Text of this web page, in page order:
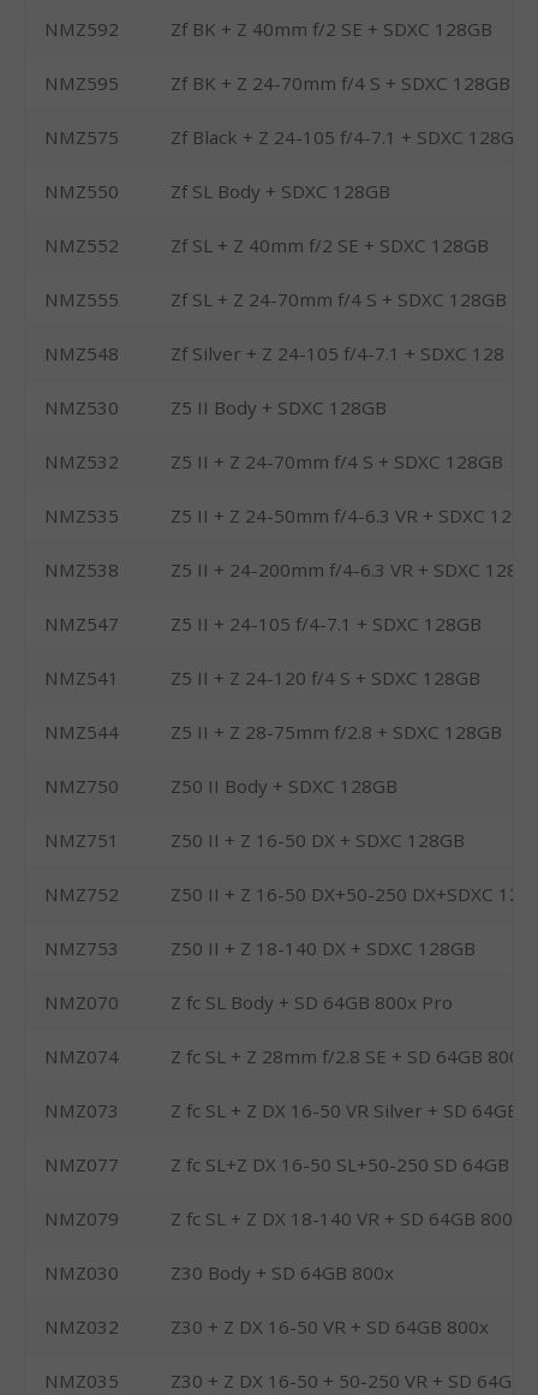
NMZ592 Zf BK + Z 40mm f/2 SE + SDXC 128GB
NMZ595 Zf BK + Z 24-70mm f/4 S + SDXC 128GB
NMZ575 Zf Black + Z 24-105 f/4-7.1 + SDXC 128G
NMZ550 Zf SL Body + SDXC 128GB
NMZ552 Zf SL + Z 40mm f/2 SE + SDXC 128GB
NMZ555 Zf SL + Z 24-70mm f/4 S + SDXC 128GB
NMZ548 Zf Silver + Z 24-105 f/4-7.1 + SDXC 128
NMZ530 Z5 II Body + SDXC 128GB
NMZ532 Z5 II + Z 24-70mm f/4 S + SDXC 128GB
NMZ535 Z5 II + Z 24-50mm f/4-6.3 VR + SDXC
NMZ538 Z5 II + 24-200mm f/4-6.3 VR + SDXC
NMZ547 Z5 II + 24-105 f/4-7.1 + SDXC 128GB
NMZ541 Z5 II + Z 24-120 f/4 S + SDXC 128GB
NMZ544 Z5 II + Z 28-75mm f/2.8 + SDXC 128GB
NMZ750 Z50 II Body + SDXC 128GB
NMZ751 Z50 II + Z 16-50 DX + SDXC 128GB
NMZ752 Z50 II + Z 16-50 DX+50-250 DX+SDXC
NMZ753 Z50 II + Z 18-140 DX + SDXC 128GB
NMZ070 Z fc SL Body + SD 64GB 800x Pro
NMZ074 Z fc SL + Z 28mm f/2.8 SE + SD 64GB 800x
NMZ073 Z fc SL + Z DX 16-50 VR Silver + SD 64GB
NMZ077 Z fc SL+Z DX 16-50 SL+50-250 SD 64GB
NMZ079 Z fc SL + Z DX 18-140 VR + SD 64GB 800x
NMZ030 Z30 Body + SD 64GB 800x
NMZ032 Z30 + Z DX 16-50 VR + SD 64GB 800x
NMZ035 Z30 + Z DX 16-50 + 50-250 VR + SD 64GB